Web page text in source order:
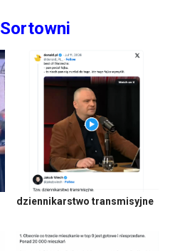
Sortowni
dziennikarstwo transmisyjne